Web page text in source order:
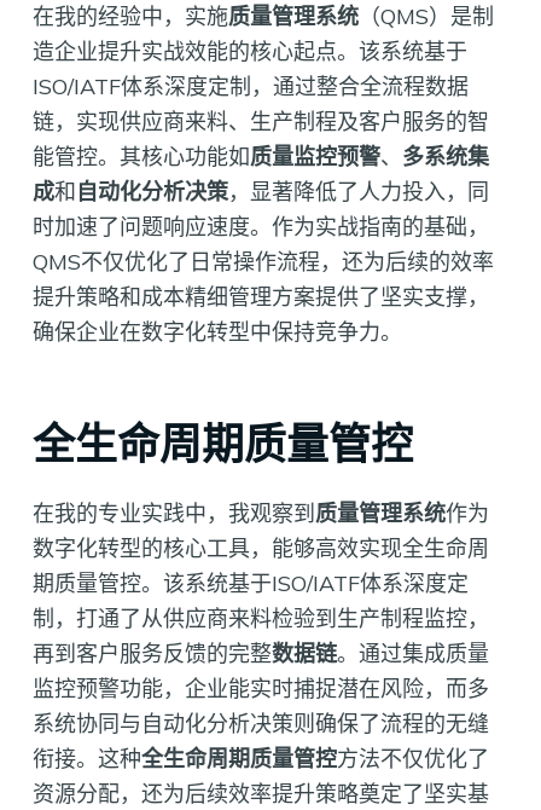
在我的经验中，实施质量管理系统（QMS）是制
造企业提升实战效能的核心起点。该系统基于
ISO/IATF体系深度定制，通过整合全流程数据
链，实现供应商来料、生产制程及客户服务的智
能管控。其核心功能如质量监控预警、 多系统集
成和自动化分析决策，显著降低了人力投入，同
时加速了问题响应速度。作为实战指南的基础，
QMS不仅优化了日常操作流程，还为后续的效率
提升策略和成本精细管理方案提供了坚实支撑，
确保企业在数字化转型中保持竞争力。
全生命周期质量管控
在我的专业实践中，我观察到 质量管理系统作为
数字化转型的核心工具，能够高效实现全生命周
期质量管控。该系统基于ISO/IATF体系深度定
制，打通了从供应商来料检验到生产制程监控，
再到客户服务反馈的完整数据链。通过集成质量
监控预警功能，企业能实时捕捉潜在风险，而多
系统协同与自动化分析决策则确保了流程的无缝
衔接。这种全生命周期质量管控方法不仅优化了
资源分配，还为后续效率提升策略奠定了坚实基